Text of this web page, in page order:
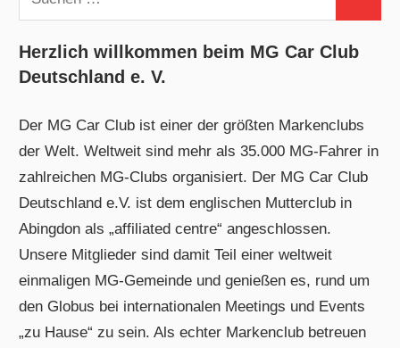
nach:
Herzlich willkommen beim MG Car Club
Deutschland e. V.
Der MG Car Club ist einer der größten Markenclubs
der Welt. Weltweit sind mehr als 35.000 MG-Fahrer in
zahlreichen MG-Clubs organisiert. Der MG Car Club
Deutschland e.V. ist dem englischen Mutterclub in
Abingdon als „affiliated centre“ angeschlossen.
Unsere Mitglieder sind damit Teil einer weltweit
einmaligen MG-Gemeinde und genießen es, rund um
den Globus bei internationalen Meetings und Events
„zu Hause“ zu sein. Als echter Markenclub betreuen